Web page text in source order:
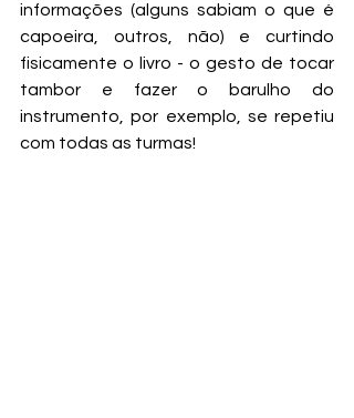
informações (alguns sabiam o que é
capoeira, outros, não) e curtindo
fisicamente o livro - o gesto de tocar
tambor e fazer o barulho do
instrumento, por exemplo, se repetiu
com todas as turmas!